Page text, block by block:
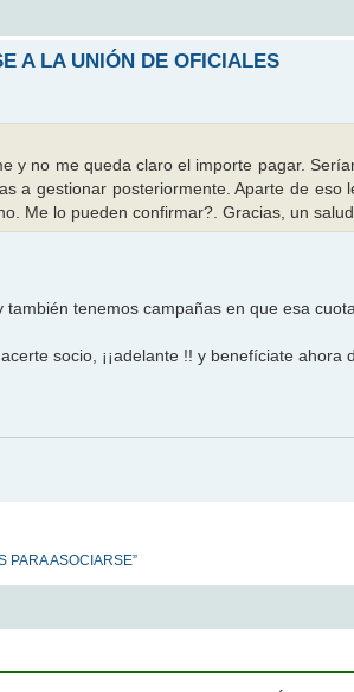
A LA UNIÓN DE OFICIALES
y no me queda claro el importe pagar.
a gestionar posteriormente. Aparte de eso
Me lo pueden confirmar?. Gracias, un
tenemos campañas en que esa
socio, ¡¡adelante !! y benefíciate ahora
PARA ASOCIARSE”